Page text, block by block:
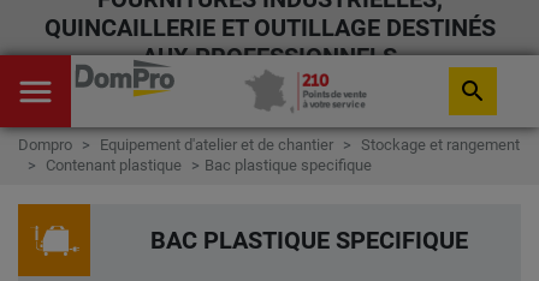
QUINCAILLERIE ET OUTILLAGE DESTINÉS
AUX PROFESSIONNELS
menu search
Dompro Equipement d'atelier et de chantier
Stockage et rangement
Contenant plastique
Bac plastique specifique
BAC PLASTIQUE SPECIFIQUE